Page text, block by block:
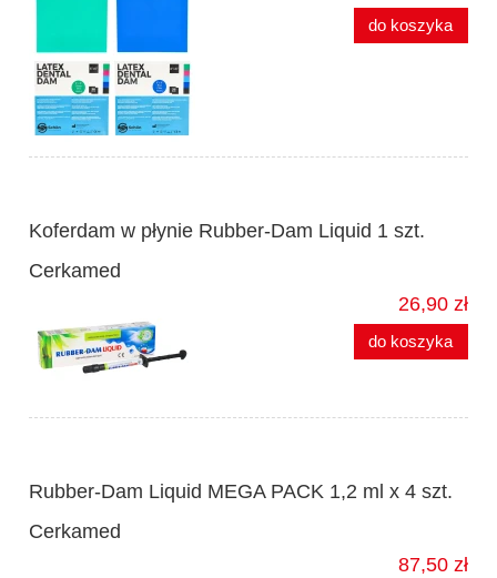
do koszyka
Koferdam w płynie Rubber-Dam Liquid 1 szt.
Cerkamed
26,90 zł
do koszyka
Rubber-Dam Liquid MEGA PACK 1,2 ml x 4 szt.
Cerkamed
87,50 zł